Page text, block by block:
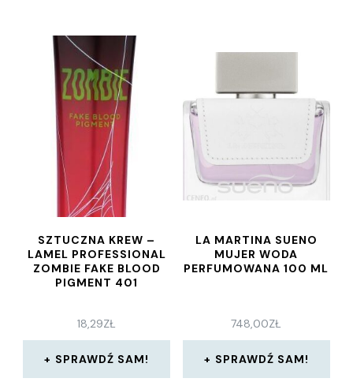
SZTUCZNA KREW –
LAMEL PROFESSIONAL
ZOMBIE FAKE BLOOD
PIGMENT 401
18,29ZŁ
SPRAWDŹ SAM!
LA MARTINA SUENO
MUJER WODA
PERFUMOWANA 100 ML
748,00ZŁ
SPRAWDŹ SAM!